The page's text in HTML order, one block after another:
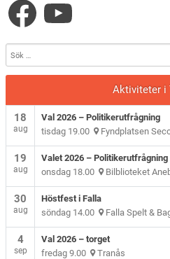
Aktiviteter i
18
aug
Val 2026 – Politikerutfrågning
tisdag 19.00 Fyndplatsen
19
aug
Valet 2026 – Politikerutfrågning
onsdag 18.00 Bilblioteket
30
aug
Höstfest i Falla
söndag 14.00 Falla Spelt &
4
sep
Val 2026 – torget
fredag 9.00 Tranås